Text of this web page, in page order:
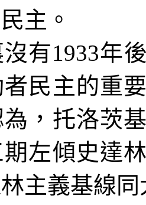
主。
有1933年
民主的重
，托洛茨
左傾史達
主義基線